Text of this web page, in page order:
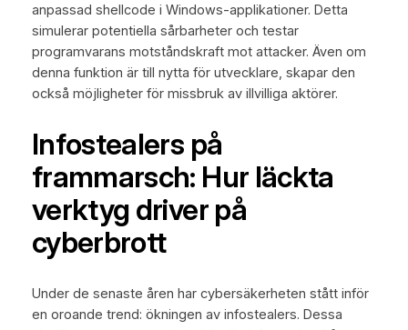
anpassad shellcode i Windows-applikationer. Detta
simulerar potentiella sårbarheter och testar
programvarans motståndskraft mot attacker. Även om
denna funktion är till nytta för utvecklare, skapar den
också möjligheter för missbruk av illvilliga aktörer.
Infostealers på
frammarsch: Hur läckta
verktyg driver på
cyberbrott
Under de senaste åren har cybersäkerheten stått inför
en oroande trend: ökningen av infostealers. Dessa